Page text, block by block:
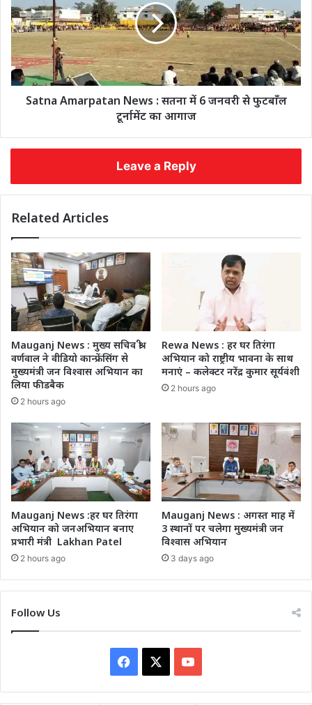
Satna Amarpatan News : सतना में 6 जनवरी से फुटबाँल
टूर्नामेंट का आगाज
Leave a Reply
Related Articles
Mauganj News : मुख्य सचिव श्री
वर्णवाल ने वीडियो कान्फ्रेंसिंग से
मुख्यमंत्री जन विश्वास अभियान का
लिया फीडबैक
2 hours ago
Rewa News : हर घर तिरंगा
अभियान को राष्ट्रीय भावना के साथ
मनाएं – कलेक्टर नरेंद्र कुमार सूर्यवंशी
2 hours ago
Mauganj News :हर घर तिरंगा
अभियान को जनअभियान बनाए
प्रभारी मंत्री Lakhan Patel
2 hours ago
Mauganj News : अगस्त माह में
3 स्थानों पर चलेगा मुख्यमंत्री जन
विश्वास अभियान
3 days ago
Follow Us
Facebook YouTube